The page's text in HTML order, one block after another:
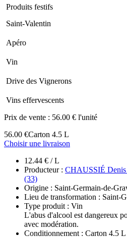
Produits festifs
Saint-Valentin
Apéro
Vin
Drive des Vignerons
Vins effervescents
Prix de vente : 56.00 € l'unité
56.00 €Carton 4.5 L
Choisir une livraison
12.44 € / L
Producteur : CHAUSSIÉ
(33)
Origine : Saint-Germain-de-
Lieu de transformation : Saint-
Type produit : Vin
L'abus d'alcool est dangereux
avec modération.
Conditionnement : Carton 4.5 L